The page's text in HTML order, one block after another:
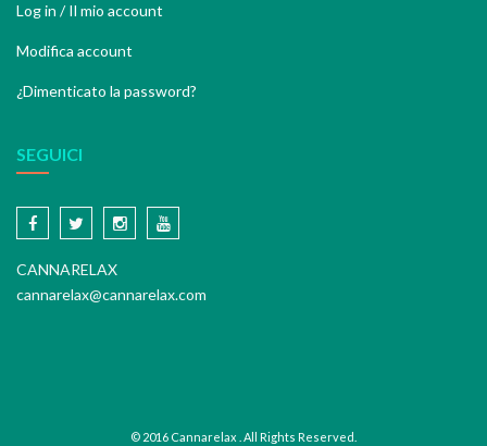
Log in / Il mio account
Modifica account
¿Dimenticato la password?
SEGUICI
CANNARELAX
cannarelax@cannarelax.com
© 2016 Cannarelax . All Rights Reserved.